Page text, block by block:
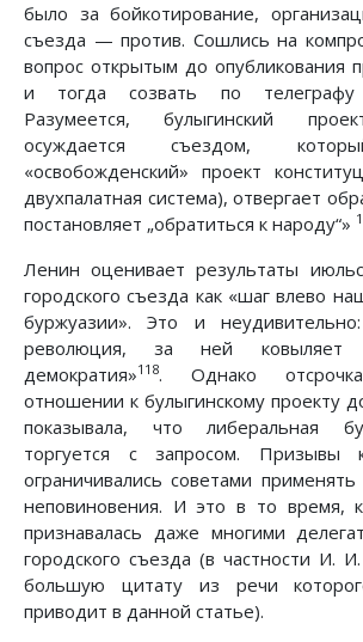
было за бойкотирование,
съезда — против. Сошлись на
вопрос открытым до опубликования
и тогда созвать по
Разумеется, булыгинский
осуждается съездом,
«освобожденский» проект
двухпалатная система), отвергает
постановляет „обратиться к народу“»
Ленин оценивает результаты
городского съезда как «шаг влево
буржуазии». Это и
революция, за ней ковыляет
демократия»118. Однако
отношении к булыгинскому проекту
показывала, что либеральная
торгуется с запросом.
ограничивались советами применять
неповиновения. И это в то время,
признавалась даже многими
городского съезда (в частности И.
большую цитату из речи
приводит в данной статье).